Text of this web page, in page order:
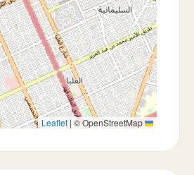
Leaflet
| © OpenStreetMap